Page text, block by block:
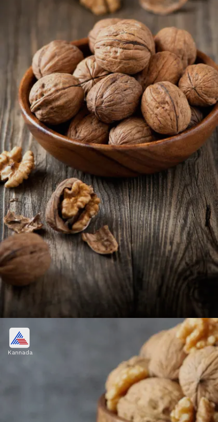
ಹೃದಯದ ಆರೋಗ್ಯ
ವಾಲ್ನಟ್ಸ್‌ನಲ್ಲಿರುವ ಒಮೆಗಾ 3 ಕೊಬ್ಬಿನಾಮ್ಲ ಹೃದಯದ
ಆರೋಗ್ಯವನ್ನು ಕಾಪಾಡಲು ಸಹಾಯ ಮಾಡುತ್ತದೆ.
Kannada